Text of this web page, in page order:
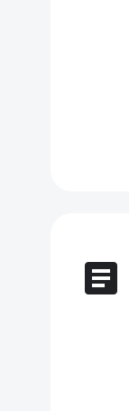
article